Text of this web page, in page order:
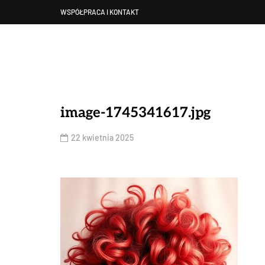
WSPÓŁPRACA I KONTAKT
image-1745341617.jpg
22 kwietnia 2025